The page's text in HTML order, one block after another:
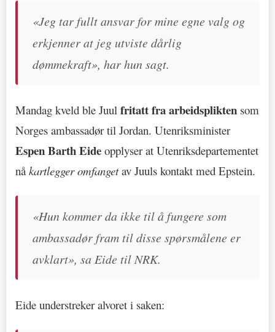
«Jeg tar fullt ansvar for mine egne valg og
erkjenner at jeg utviste dårlig
dømmekraft», har hun sagt.
Mandag kveld ble Juul fritatt fra arbeidsplikten som
Norges ambassadør til Jordan. Utenriksminister
Espen Barth Eide opplyser at Utenriksdepartementet
nåkartlegger omfangetav Juuls kontakt med Epstein.
«Hun kommer da ikke til å fungere som
ambassadør fram til disse spørsmålene er
avklart», sa Eide til NRK.
Eide understreker alvoret i saken: